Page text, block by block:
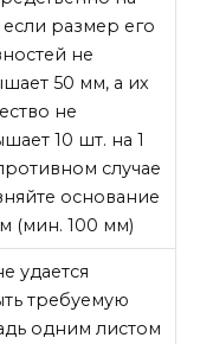
если размер его
не
50 мм, а их
не
10 шт. на 1
случае
основание
(мин. 100 мм)
удается
требуемую
одним листом